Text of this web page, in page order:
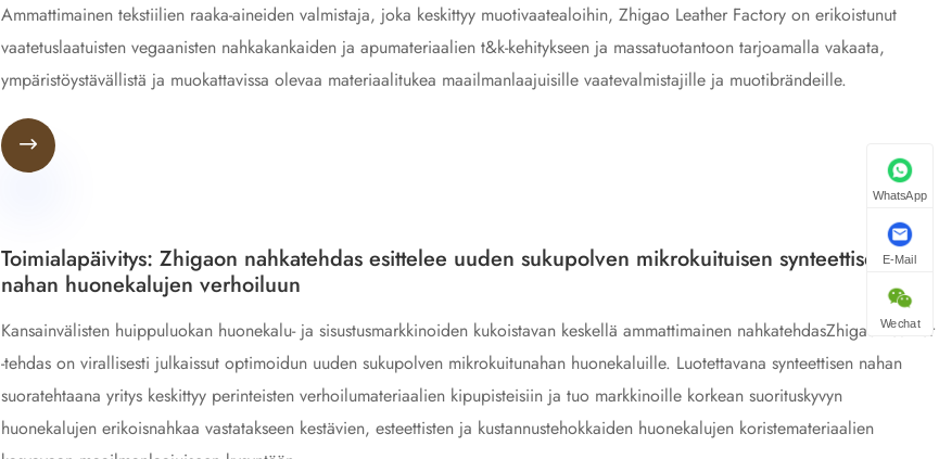
Ammattimainen tekstiilien raaka-aineiden valmistaja, joka keskittyy muotivaatealoihin, Zhigao Leather Factory on erikoistunut
vaatetuslaatuisten vegaanisten nahkakankaiden ja apumateriaalien t&k-kehitykseen ja massatuotantoon tarjoamalla vakaata,
ympäristöystävällistä ja muokattavissa olevaa materiaalitukea maailmanlaajuisille vaatevalmistajille ja muotibrändeille.

Toimialapäivitys: Zhigaon nahkatehdas esittelee uuden sukupolven mikrokuituisen synteettisen
nahan huonekalujen verhoiluun
Kansainvälisten huippuluokan huonekalu- ja sisustusmarkkinoiden kukoistavan keskellä ammattimainen nahkatehdasZhigao Leather
-tehdas on virallisesti julkaissut optimoidun uuden sukupolven mikrokuitunahan huonekaluille. Luotettavana synteettisen nahan
suoratehtaana yritys keskittyy perinteisten verhoilumateriaalien kipupisteisiin ja tuo markkinoille korkean suorituskyvyn
huonekalujen erikoisnahkaa vastatakseen kestävien, esteettisten ja kustannustehokkaiden huonekalujen koristemateriaalien
WhatsApp
E-Mail
Wechat